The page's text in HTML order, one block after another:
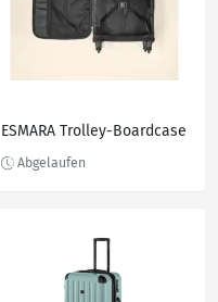
ESMARA Trolley-Boardcase